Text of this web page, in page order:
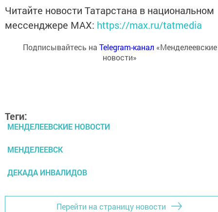
Читайте новости Татарстана в национальном
мессенджере MАХ: https://max.ru/tatmedia
Подписывайтесь на Telegram-канал «Менделеевские
новости»
Теги:
МЕНДЕЛЕЕВСКИЕ НОВОСТИ
МЕНДЕЛЕЕВСК
ДЕКАДА ИНВАЛИДОВ
Перейти на страницу новости